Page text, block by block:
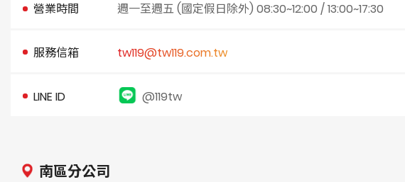
營業時間 週一至週五 (國定假日除外) 08:30~12:00 / 13:00~17:30
服務信箱 tw119@tw119.com.tw
LINE ID @119tw
南區分公司